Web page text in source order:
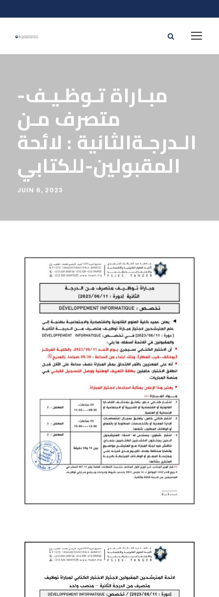
-مبـاراة تـوظـيـف
متصرف مـن
الـدرجـةالثانية : لائحة
المقبولين-للكتابي
JUIN 6, 2023